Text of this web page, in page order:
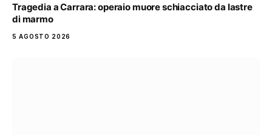
Tragedia a Carrara: operaio muore schiacciato da lastre
di marmo
5 AGOSTO 2026